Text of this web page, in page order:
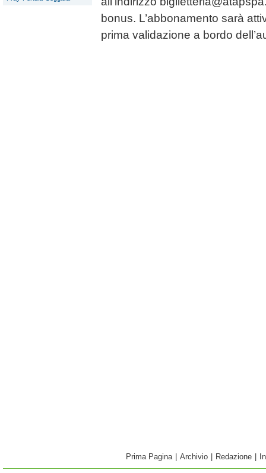
bonus. L’abbonamento sarà
prima validazione a bordo
Prima Pagina | Archivio | Redazione |